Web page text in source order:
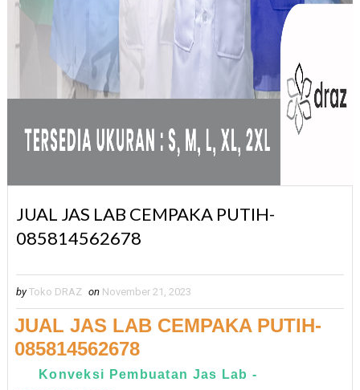
JUAL JAS LAB CEMPAKA PUTIH-
085814562678
by Toko DRAZ on November 21, 2023
JUAL JAS LAB CEMPAKA PUTIH-
085814562678
Konveksi Pembuatan Jas Lab -